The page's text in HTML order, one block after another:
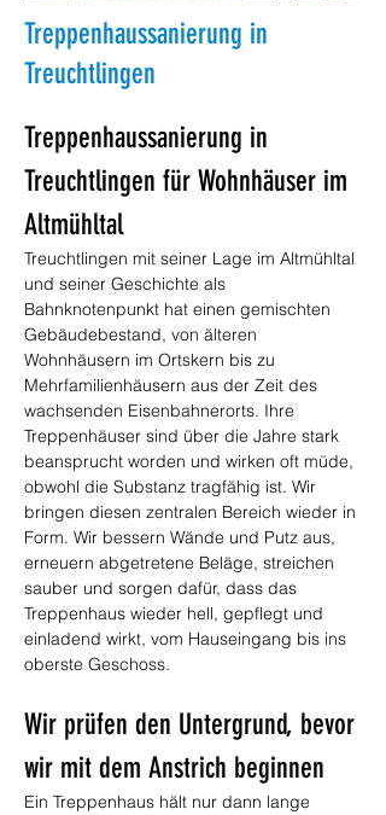
Treppenhaussanierung in
Treuchtlingen
Treppenhaussanierung in
Treuchtlingen für Wohnhäuser im
Altmühltal
Treuchtlingen mit seiner Lage im Altmühltal
und seiner Geschichte als
Bahnknotenpunkt hat einen gemischten
Gebäudebestand, von älteren
Wohnhäusern im Ortskern bis zu
Mehrfamilienhäusern aus der Zeit des
wachsenden Eisenbahnerorts. Ihre
Treppenhäuser sind über die Jahre stark
beansprucht worden und wirken oft müde,
obwohl die Substanz tragfähig ist. Wir
bringen diesen zentralen Bereich wieder in
Form. Wir bessern Wände und Putz aus,
erneuern abgetretene Beläge, streichen
sauber und sorgen dafür, dass das
Treppenhaus wieder hell, gepflegt und
einladend wirkt, vom Hauseingang bis ins
oberste Geschoss.
Wir prüfen den Untergrund, bevor
wir mit dem Anstrich beginnen
Ein Treppenhaus hält nur dann lange